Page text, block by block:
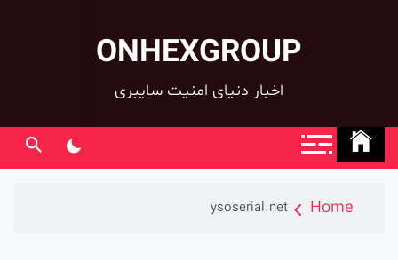
ONHEXGROUP
اخبار دنیای امنیت سایبری
Home
ysoserial.net